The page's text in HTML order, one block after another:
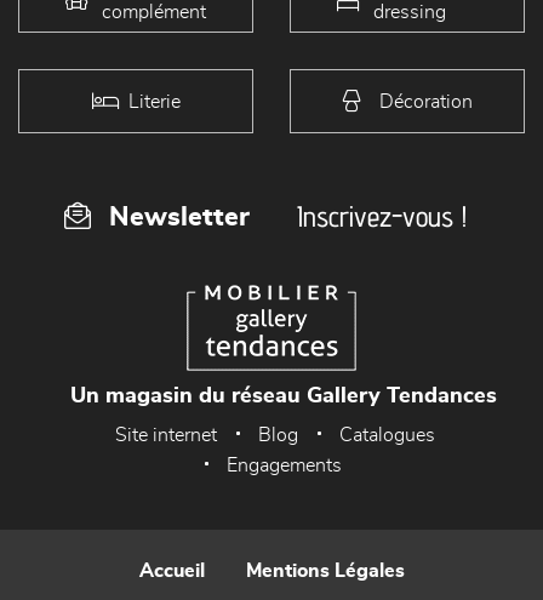
complément
dressing
Literie Décoration
Newsletter Inscrivez-vous !
Un magasin du réseau Gallery Tendances
Site internet Blog
Catalogues
Engagements
Accueil Mentions Légales